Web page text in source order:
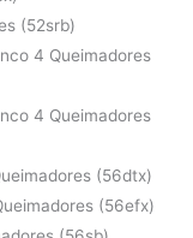
(52srb)
4 Queimadores
4 Queimadores
(56dtx)
(56efx)